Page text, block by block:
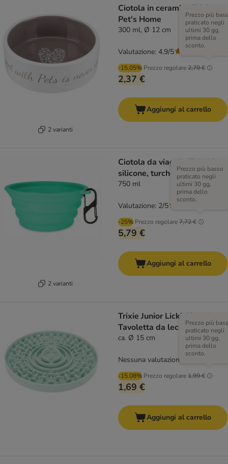
2 varianti
Ciotola in ceramica Trixie
Pet's Home
300 ml, Ø 12 cm
-15.05% Prezzo regolare2,79 €
Prezzo più
praticato negli
ultimi 30 gg,
prima dello
sconto.
2,37 €
Valutazione: 4.9/5
Aggiungi al carrello
2 varianti
Ciotola da viaggio TIAKI in
silicone, turchese
750 ml
-25% Prezzo regolare7,72 €
Prezzo più basso
praticato negli
ultimi 30 gg,
prima dello
sconto.
5,79 €
Valutazione: 2/5
Aggiungi al carrello
Trixie Junior Lick’n'Snack
Tavoletta da leccare
ca. Ø 15 cm
-15.08% Prezzo regolare1,99 €
Prezzo più
praticato negli
ultimi 30 gg,
prima dello
sconto.
1,69 €
Nessuna valutazione
Aggiungi al carrello